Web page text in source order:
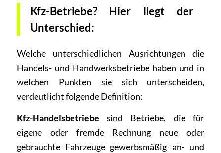
Kfz-Betriebe? Hier liegt der
Unterschied:
Welche unterschiedlichen Ausrichtungen die
Handels- und Handwerksbetriebe haben und in
welchen Punkten sie sich unterscheiden,
verdeutlicht folgende Definition:
Kfz-Handelsbetriebe sind Betriebe, die für
eigene oder fremde Rechnung neue oder
gebrauchte Fahrzeuge gewerbsmäßig an- und